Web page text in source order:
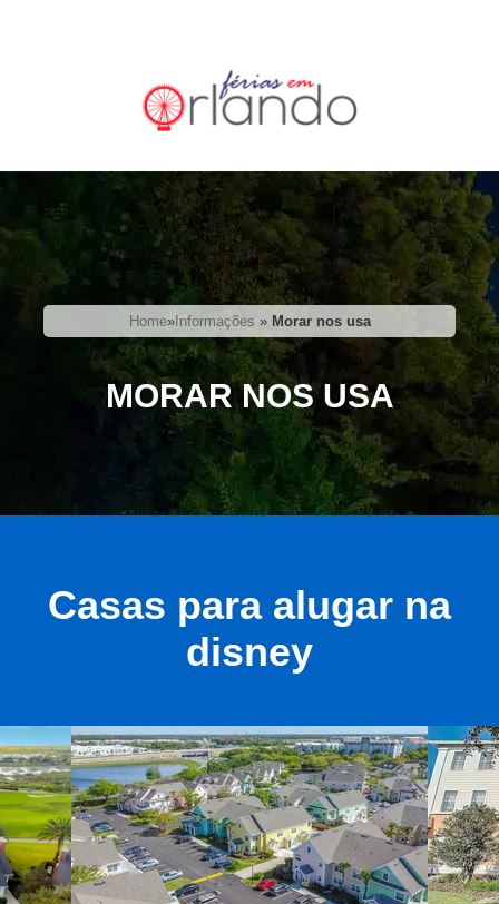
Home»Informações » Morar nos usa
MORAR NOS USA
Casas para alugar na
disney